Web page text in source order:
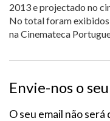
2013 e projectado no
No total foram exibidos
na Cinemateca
Envie-nos o
O seu email não será